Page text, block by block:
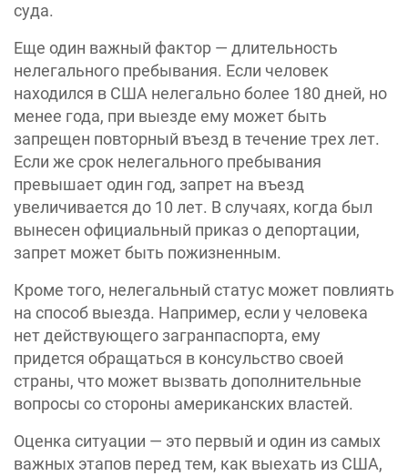
суда.
Еще один важный фактор — длительность
нелегального пребывания. Если человек
находился в США нелегально более 180 дней, но
менее года, при выезде ему может быть
запрещен повторный въезд в течение трех лет.
Если же срок нелегального пребывания
превышает один год, запрет на въезд
увеличивается до 10 лет. В случаях, когда был
вынесен официальный приказ о депортации,
запрет может быть пожизненным.
Кроме того, нелегальный статус может повлиять
на способ выезда. Например, если у человека
нет действующего загранпаспорта, ему
придется обращаться в консульство своей
страны, что может вызвать дополнительные
вопросы со стороны американских властей.
Оценка ситуации — это первый и один из самых
важных этапов перед тем, как выехать из США,